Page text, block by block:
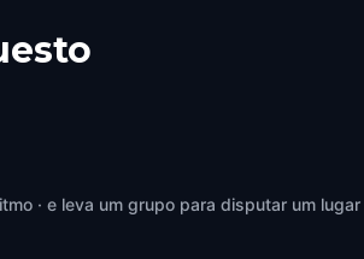
· e leva um grupo para disputar um